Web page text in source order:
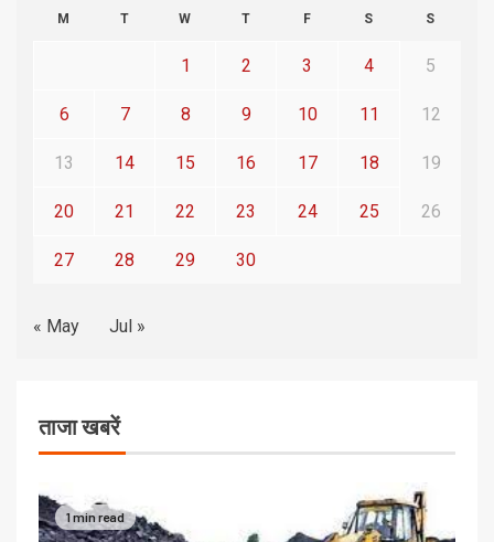
M T W T F S S
1 2 3 4 5
6 7 8 9 10 11 12
13 14 15 16 17 18 19
20 21 22 23 24 25 26
27 28 29 30
« May Jul »
ताजा खबरें
1 min read